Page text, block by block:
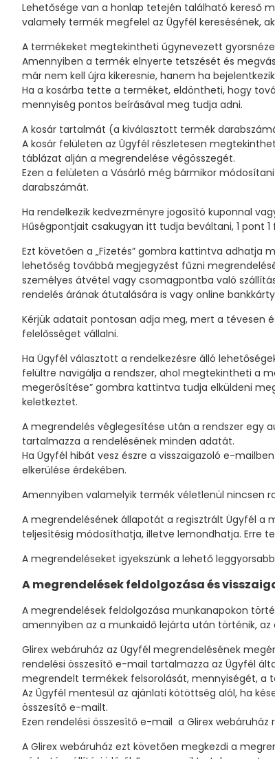
Lehetősége van a honlap tetején található kereső
valamely termék megfelel az Ügyfél keresésének,
A termékeket megtekintheti úgynevezett
Amennyiben a termék elnyerte tetszését és
már nem kell újra kikeresnie, hanem ha
Ha a kosárba tette a terméket, eldöntheti, hogy
mennyiség pontos beírásával meg tudja adni.
A kosár tartalmát (a kiválasztott termék
A kosár felületen az Ügyfél részletesen
táblázat alján a megrendelése végösszegét.
Ezen a felületen a Vásárló még bármikor
darabszámát.
Ha rendelkezik kedvezményre jogosító kuponnal
Hűségpontjait csakugyan itt tudja beváltani, 1 pont
Ezt követően a „Fizetés” gombra kattintva
lehetőség továbbá megjegyzést fűzni
személyes átvétel vagy csomagpontba való
rendelés árának átutalására is vagy online
Kérjük adatait pontosan adja meg, mert a tévesen
felelősséget vállalni.
Ha Ügyfél választott a rendelkezésre álló
felültre navigálja a rendszer, ahol megtekintheti a
megerősítése” gombra kattintva tudja elküldeni
keletkeztet.
A megrendelés véglegesítése után a rendszer egy
tartalmazza a rendelésének minden adatát.
Ha Ügyfél hibát vesz észre a visszaigazoló e-
elkerülése érdekében.
Amennyiben valamelyik termék véletlenül nincsen
A megrendelésének állapotát a regisztrált Ügyfél a
teljesítésig módosíthatja, illetve lemondhatja. Erre
A megrendeléseket igyekszünk a lehető
A megrendelések feldolgozása és
A megrendelések feldolgozása munkanapokon
amennyiben az a munkaidő lejárta után történik,
Glirex webáruház az Ügyfél megrendelésének
rendelési összesítő e-mail tartalmazza az Ügyfél
megrendelt termékek felsorolását, mennyiségét, a
Az Ügyfél mentesül az ajánlati kötöttség alól, ha
összesítő e-mailt.
Ezen rendelési összesítő e-mail a Glirex
A Glirex webáruház ezt követően megkezdi a